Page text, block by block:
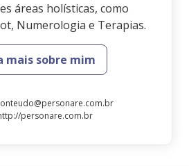
áreas holísticas, como
Numerologia e Terapias.
mais sobre mim
personare.com.br